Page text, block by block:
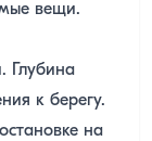
вещи.
Глубина
к берегу.
на